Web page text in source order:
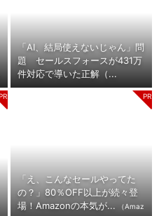
「AI、結局使えないじゃん」問
題 セールスフォースが431万
件対応で導いた正解（...
「え、こんなセールやってた
の？」80％OFF以上が続々登
場！Amazonの本気が...
（Amaz